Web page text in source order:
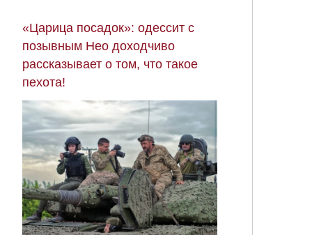
«Царица посадок»: одессит с
позывным Нео доходчиво
рассказывает о том, что такое
пехота!